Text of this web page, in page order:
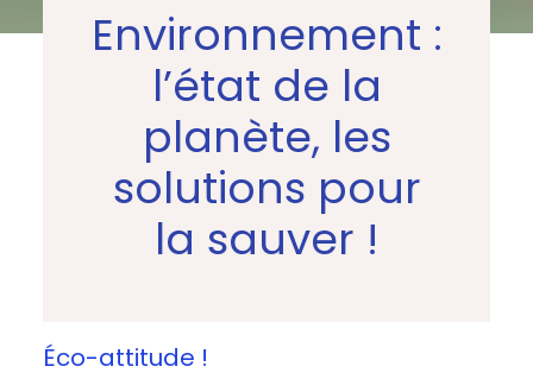
Environnement :
l’état de la
planète, les
solutions pour
la sauver !
Éco-attitude !